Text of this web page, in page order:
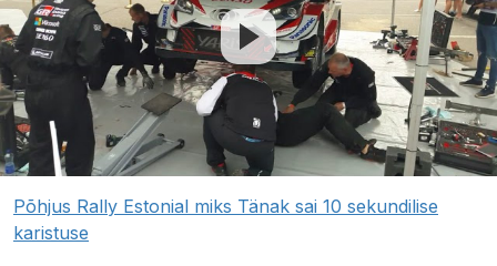
Põhjus Rally Estonial miks Tänak sai 10 sekundilise
karistuse